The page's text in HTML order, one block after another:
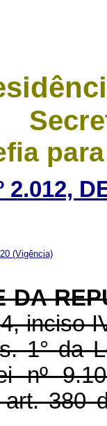
2.012,
(Vigência)
DA
inciso
1° da
nº
380